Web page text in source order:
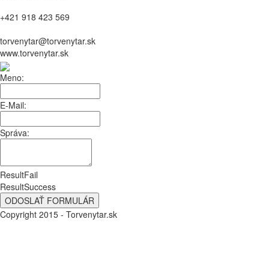
+421 918 423 569
torvenytar@torvenytar.sk
www.torvenytar.sk
Meno:
E-Mail:
Správa:
ResultFail
ResultSuccess
Copyright 2015 - Torvenytar.sk